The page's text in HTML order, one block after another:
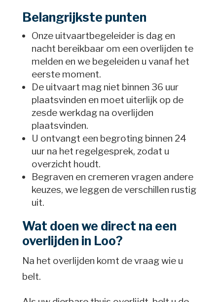
Belangrijkste punten
Onze uitvaartbegeleider is dag en
nacht bereikbaar om een overlijden te
melden en we begeleiden u vanaf het
eerste moment.
De uitvaart mag niet binnen 36 uur
plaatsvinden en moet uiterlijk op de
zesde werkdag na overlijden
plaatsvinden.
U ontvangt een begroting binnen 24
uur na het regelgesprek, zodat u
overzicht houdt.
Begraven en cremeren vragen andere
keuzes, we leggen de verschillen rustig
uit.
Wat doen we direct na een
overlijden in Loo?
Na het overlijden komt de vraag wie u
belt.